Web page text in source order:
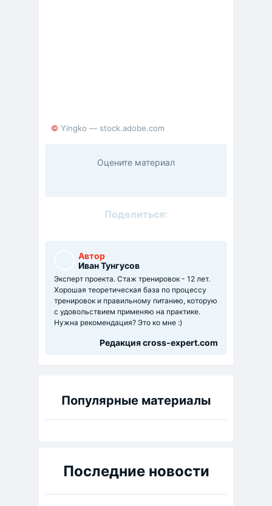
© Yingko — stock.adobe.com
Оцените материал
Поделиться:
Автор
Иван Тунгусов
Эксперт проекта. Стаж тренировок - 12 лет.
Хорошая теоретическая база по процессу
тренировок и правильному питанию, которую
с удовольствием применяю на практике.
Нужна рекомендация? Это ко мне :)
Редакция cross-expert.com
Популярные материалы
Последние новости